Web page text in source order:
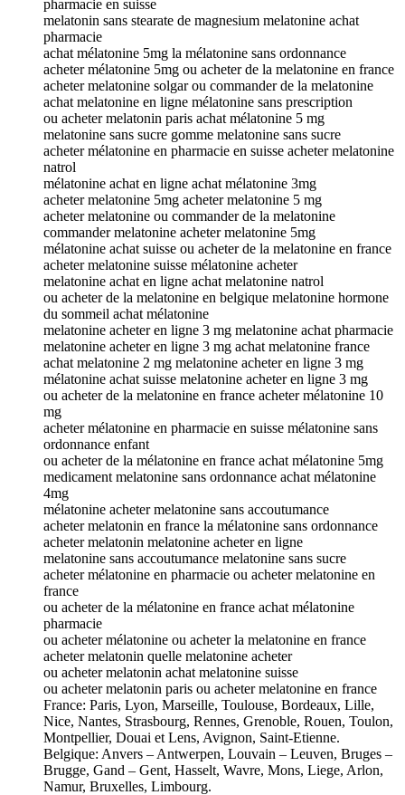
pharmacie en suisse
melatonin sans stearate de magnesium melatonine achat
pharmacie
achat mélatonine 5mg la mélatonine sans ordonnance
acheter mélatonine 5mg ou acheter de la melatonine en france
acheter melatonine solgar ou commander de la melatonine
achat melatonine en ligne mélatonine sans prescription
ou acheter melatonin paris achat mélatonine 5 mg
melatonine sans sucre gomme melatonine sans sucre
acheter mélatonine en pharmacie en suisse acheter melatonine
natrol
mélatonine achat en ligne achat mélatonine 3mg
acheter melatonine 5mg acheter melatonine 5 mg
acheter melatonine ou commander de la melatonine
commander melatonine acheter melatonine 5mg
mélatonine achat suisse ou acheter de la melatonine en france
acheter melatonine suisse mélatonine acheter
melatonine achat en ligne achat melatonine natrol
ou acheter de la melatonine en belgique melatonine hormone
du sommeil achat mélatonine
melatonine acheter en ligne 3 mg melatonine achat pharmacie
melatonine acheter en ligne 3 mg achat melatonine france
achat melatonine 2 mg melatonine acheter en ligne 3 mg
mélatonine achat suisse melatonine acheter en ligne 3 mg
ou acheter de la melatonine en france acheter mélatonine 10
mg
acheter mélatonine en pharmacie en suisse mélatonine sans
ordonnance enfant
ou acheter de la mélatonine en france achat mélatonine 5mg
medicament melatonine sans ordonnance achat mélatonine
4mg
mélatonine acheter melatonine sans accoutumance
acheter melatonin en france la mélatonine sans ordonnance
acheter melatonin melatonine acheter en ligne
melatonine sans accoutumance melatonine sans sucre
acheter mélatonine en pharmacie ou acheter melatonine en
france
ou acheter de la mélatonine en france achat mélatonine
pharmacie
ou acheter mélatonine ou acheter la melatonine en france
acheter melatonin quelle melatonine acheter
ou acheter melatonin achat melatonine suisse
ou acheter melatonin paris ou acheter melatonine en france
France: Paris, Lyon, Marseille, Toulouse, Bordeaux, Lille,
Nice, Nantes, Strasbourg, Rennes, Grenoble, Rouen, Toulon,
Montpellier, Douai et Lens, Avignon, Saint-Etienne.
Belgique: Anvers – Antwerpen, Louvain – Leuven, Bruges –
Brugge, Gand – Gent, Hasselt, Wavre, Mons, Liege, Arlon,
Namur, Bruxelles, Limbourg.